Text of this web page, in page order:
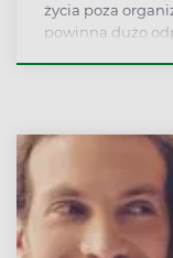
życia poza
powinna dużo